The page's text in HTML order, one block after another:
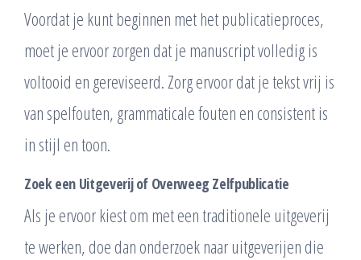
Voordat je kunt beginnen met het publicatieproces,
moet je ervoor zorgen dat je manuscript volledig is
voltooid en gereviseerd. Zorg ervoor dat je tekst vrij is
van spelfouten, grammaticale fouten en consistent is
in stijl en toon.
Zoek een Uitgeverij of Overweeg Zelfpublicatie
Als je ervoor kiest om met een traditionele uitgeverij
te werken, doe dan onderzoek naar uitgeverijen die